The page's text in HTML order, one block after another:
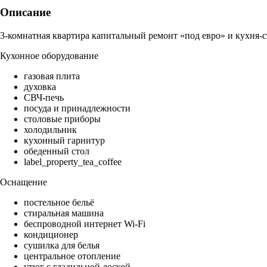
Описание
3-комнатная квартира капитальный ремонт «под евро» и кухня-
Кухонное оборудование
газовая плита
духовка
СВЧ-печь
посуда и принадлежности
столовые приборы
холодильник
кухонный гарнитур
обеденный стол
label_property_tea_coffee
Оснащение
постельное бельё
стиральная машина
беспроводной интернет Wi-Fi
кондиционер
сушилка для белья
центральное отопление